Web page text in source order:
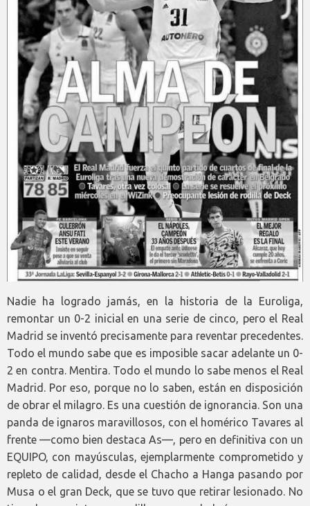
Nadie ha logrado jamás, en la historia de la Euroliga,
remontar un 0-2 inicial en una serie de cinco, pero el Real
Madrid se inventó precisamente para reventar precedentes.
Todo el mundo sabe que es imposible sacar adelante un 0-
2 en contra. Mentira. Todo el mundo lo sabe menos el Real
Madrid. Por eso, porque no lo saben, están en disposición
de obrar el milagro. Es una cuestión de ignorancia. Son una
panda de ignaros maravillosos, con el homérico Tavares al
frente —como bien destaca As—, pero en definitiva con un
EQUIPO, con mayúsculas, ejemplarmente comprometido y
repleto de calidad, desde el Chacho a Hanga pasando por
Musa o el gran Deck, que se tuvo que retirar lesionado. No